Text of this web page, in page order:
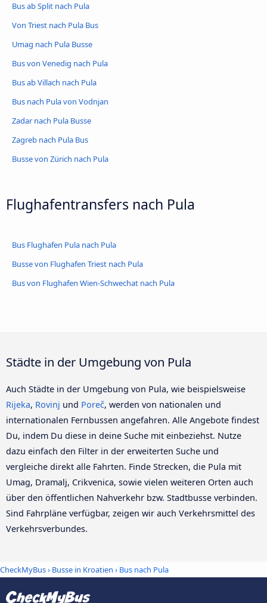
Bus ab Split nach Pula
Von Triest nach Pula Bus
Umag nach Pula Busse
Bus von Venedig nach Pula
Bus ab Villach nach Pula
Bus nach Pula von Vodnjan
Zadar nach Pula Busse
Zagreb nach Pula Bus
Busse von Zürich nach Pula
Flughafentransfers nach Pula
Bus Flughafen Pula nach Pula
Busse von Flughafen Triest nach Pula
Bus von Flughafen Wien-Schwechat nach Pula
Städte in der Umgebung von Pula
Auch Städte in der Umgebung von Pula, wie beispielsweise
Rijeka, Rovinj und Poreč, werden von nationalen und
internationalen Fernbussen angefahren. Alle Angebote findest
Du, indem Du diese in deine Suche mit einbeziehst. Nutze
dazu einfach den Filter in der erweiterten Suche und
vergleiche direkt alle Fahrten. Finde Strecken, die Pula mit
Umag, Dramalj, Crikvenica, sowie vielen weiteren Orten auch
über den öffentlichen Nahverkehr bzw. Stadtbusse verbinden.
Sind Fahrpläne verfügbar, zeigen wir auch Verkehrsmittel des
Verkehrsverbundes.
CheckMyBus› Busse in Kroatien › Bus nach Pula